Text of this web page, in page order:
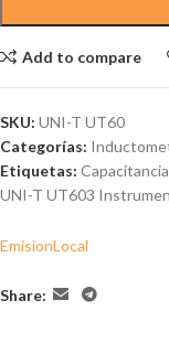
Add to compare
SKU: UNI-T UT60
Categorías:
Etiquetas: Capacitancia
UNI-T UT603
EmisionLocal
Share: